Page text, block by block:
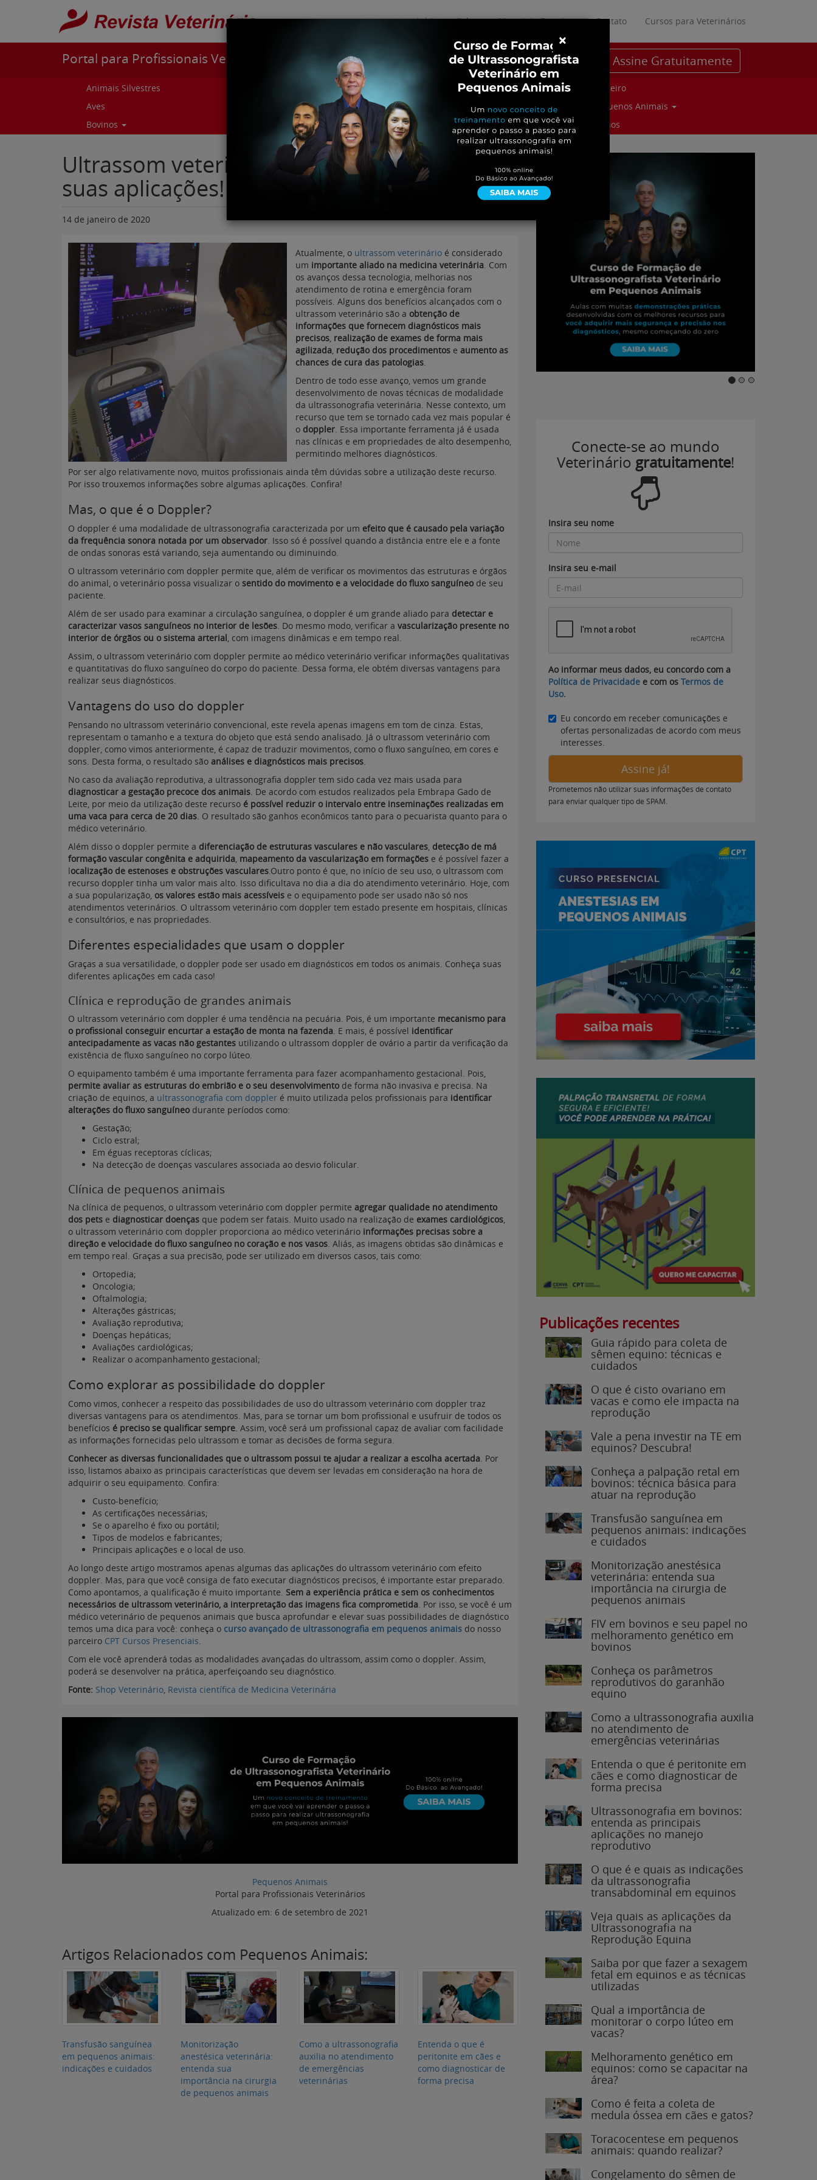
Pular para o conteúdo
Início Sobre Materiais Gratuitos Contato Cursos para Veterinários
Portal para Profissionais Veterinários Assine Gratuitamente
Animais Silvestres
Aves
Bovinos
Curiosidades
Cursos e Eventos
Entrevistas
Genética e Tecnologia
Parceiro
Pequenos Animais
Suinos
Ultrassom veterinário com doppler: conheça
suas aplicações!
14 de janeiro de 2020
Atualmente, o ultrassom veterinário é considerado
um importante aliado na medicina veterinária. Com
os avanços dessa tecnologia, melhorias nos
atendimento de rotina e emergência foram
possíveis. Alguns dos benefícios alcançados com o
ultrassom veterinário são a obtenção de
informações que fornecem diagnósticos mais
precisos, realização de exames de forma mais
agilizada, redução dos procedimentos e aumento as
chances de cura das patologias.
Dentro de todo esse avanço, vemos um grande
desenvolvimento de novas técnicas de modalidade
da ultrassonografia veterinária. Nesse contexto, um
recurso que tem se tornado cada vez mais popular é
o doppler. Essa importante ferramenta já é usada
nas clínicas e em propriedades de alto desempenho,
permitindo melhores diagnósticos.
Por ser algo relativamente novo, muitos profissionais ainda têm dúvidas sobre a utilização deste recurso.
Por isso trouxemos informações sobre algumas aplicações. Confira!
Mas, o que é o Doppler?
O doppler é uma modalidade de ultrassonografia caracterizada por um efeito que é causado pela variação
da frequência sonora notada por um observador. Isso só é possível quando a distância entre ele e a fonte
de ondas sonoras está variando, seja aumentando ou diminuindo.
O ultrassom veterinário com doppler permite que, além de verificar os movimentos das estruturas e órgãos
do animal, o veterinário possa visualizar o sentido do movimento e a velocidade do fluxo sanguíneo de seu
paciente.
Além de ser usado para examinar a circulação sanguínea, o doppler é um grande aliado para detectar e
caracterizar vasos sanguíneos no interior de lesões. Do mesmo modo, verificar a vascularização presente no
interior de órgãos ou o sistema arterial, com imagens dinâmicas e em tempo real.
Assim, o ultrassom veterinário com doppler permite ao médico veterinário verificar informações qualitativas
e quantitativas do fluxo sanguíneo do corpo do paciente. Dessa forma, ele obtém diversas vantagens para
realizar seus diagnósticos.
Vantagens do uso do doppler
Pensando no ultrassom veterinário convencional, este revela apenas imagens em tom de cinza. Estas,
representam o tamanho e a textura do objeto que está sendo analisado. Já o ultrassom veterinário com
doppler, como vimos anteriormente, é capaz de traduzir movimentos, como o fluxo sanguíneo, em cores e
sons. Desta forma, o resultado são análises e diagnósticos mais precisos.
No caso da avaliação reprodutiva, a ultrassonografia doppler tem sido cada vez mais usada para
diagnosticar a gestação precoce dos animais. De acordo com estudos realizados pela Embrapa Gado de
Leite, por meio da utilização deste recurso é possível reduzir o intervalo entre inseminações realizadas em
uma vaca para cerca de 20 dias. O resultado são ganhos econômicos tanto para o pecuarista quanto para o
médico veterinário.
Além disso o doppler permite a diferenciação de estruturas vasculares e não vasculares, detecção de má
formação vascular congênita e adquirida, mapeamento da vascularização em formações e é possível fazer a
localização de estenoses e obstruções vasculares.Outro ponto é que, no início de seu uso, o ultrassom com
recurso doppler tinha um valor mais alto. Isso dificultava no dia a dia do atendimento veterinário. Hoje, com
a sua popularização, os valores estão mais acessíveis e o equipamento pode ser usado não só nos
atendimentos veterinários. O ultrassom veterinário com doppler tem estado presente em hospitais, clínicas
e consultórios, e nas propriedades.
Diferentes especialidades que usam o doppler
Graças a sua versatilidade, o doppler pode ser usado em diagnósticos em todos os animais. Conheça suas
diferentes aplicações em cada caso!
Clínica e reprodução de grandes animais
O ultrassom veterinário com doppler é uma tendência na pecuária. Pois, é um importante mecanismo para
o profissional conseguir encurtar a estação de monta na fazenda. E mais, é possível identificar
antecipadamente as vacas não gestantes utilizando o ultrassom doppler de ovário a partir da verificação da
existência de fluxo sanguíneo no corpo lúteo.
O equipamento também é uma importante ferramenta para fazer acompanhamento gestacional. Pois,
permite avaliar as estruturas do embrião e o seu desenvolvimento de forma não invasiva e precisa. Na
criação de equinos, a ultrassonografia com doppler é muito utilizada pelos profissionais para identificar
alterações do fluxo sanguíneo durante períodos como:
Gestação;
Ciclo estral;
Em éguas receptoras cíclicas;
Na detecção de doenças vasculares associada ao desvio folicular.
Clínica de pequenos animais
Na clínica de pequenos, o ultrassom veterinário com doppler permite agregar qualidade no atendimento
dos pets e diagnosticar doenças que podem ser fatais. Muito usado na realização de exames cardiológicos,
o ultrassom veterinário com doppler proporciona ao médico veterinário informações precisas sobre a
direção e velocidade do fluxo sanguíneo no coração e nos vasos. Aliás, as imagens obtidas são dinâmicas e
em tempo real. Graças a sua precisão, pode ser utilizado em diversos casos, tais como:
Ortopedia;
Oncologia;
Oftalmologia;
Alterações gástricas;
Avaliação reprodutiva;
Doenças hepáticas;
Avaliações cardiológicas;
Realizar o acompanhamento gestacional;
Como explorar as possibilidade do doppler
Como vimos, conhecer a respeito das possibilidades de uso do ultrassom veterinário com doppler traz
diversas vantagens para os atendimentos. Mas, para se tornar um bom profissional e usufruir de todos os
benefícios é preciso se qualificar sempre. Assim, você será um profissional capaz de avaliar com facilidade
as informações fornecidas pelo ultrassom e tomar as decisões de forma segura.
Conhecer as diversas funcionalidades que o ultrassom possui te ajudar a realizar a escolha acertada. Por
isso, listamos abaixo as principais características que devem ser levadas em consideração na hora de
adquirir o seu equipamento. Confira:
Custo-benefício;
As certificações necessárias;
Se o aparelho é fixo ou portátil;
Tipos de modelos e fabricantes;
Principais aplicações e o local de uso.
Ao longo deste artigo mostramos apenas algumas das aplicações do ultrassom veterinário com efeito
doppler. Mas, para que você consiga de fato executar diagnósticos precisos, é importante estar preparado.
Como apontamos, a qualificação é muito importante. Sem a experiência prática e sem os conhecimentos
necessários de ultrassom veterinário, a interpretação das imagens fica comprometida. Por isso, se você é um
médico veterinário de pequenos animais que busca aprofundar e elevar suas possibilidades de diagnóstico
temos uma dica para você: conheça o curso avançado de ultrassonografia em pequenos animais do nosso
parceiro CPT Cursos Presenciais.
Com ele você aprenderá todas as modalidades avançadas do ultrassom, assim como o doppler. Assim,
poderá se desenvolver na prática, aperfeiçoando seu diagnóstico.
Fonte: Shop Veterinário, Revista científica de Medicina Veterinária
Atualizado em:6 de setembro de 2021
Artigos Relacionados com Pequenos Animais:
Monitorização
anestésica veterinária:
de pequenos animais
Como a ultrassonografia
auxilia no atendimento
Conecte-se ao mundo
Veterinário gratuitamente!
Insira seu nome
Insira seu e-mail
Ao informar meus dados, eu concordo com a
Política de Privacidade e com os Termos de
Uso.
Eu concordo em receber comunicações e
ofertas personalizadas de acordo com meus
interesses.
Assine já!
Prometemos não utilizar suas informações de contato
para enviar qualquer tipo de SPAM.
Publicações recentes
Guia rápido para coleta de
sêmen equino: técnicas e
cuidados
O que é cisto ovariano em
vacas e como ele impacta na
reprodução
Vale a pena investir na TE em
equinos? Descubra!
Conheça a palpação retal em
bovinos: técnica básica para
atuar na reprodução
Transfusão sanguínea em
pequenos animais: indicações
e cuidados
Monitorização anestésica
veterinária: entenda sua
importância na cirurgia de
pequenos animais
FIV em bovinos e seu papel no
melhoramento genético em
bovinos
Conheça os parâmetros
reprodutivos do garanhão
equino
Como a ultrassonografia auxilia
no atendimento de
emergências veterinárias
Entenda o que é peritonite em
cães e como diagnosticar de
forma precisa
Ultrassonografia em bovinos:
entenda as principais
aplicações no manejo
reprodutivo
O que é e quais as indicações
da ultrassonografia
transabdominal em equinos
Veja quais as aplicações da
Ultrassonografia na
Reprodução Equina
Saiba por que fazer a sexagem
fetal em equinos e as técnicas
utilizadas
Qual a importância de
monitorar o corpo lúteo em
vacas?
Melhoramento genético em
equinos: como se capacitar na
área?
Como é feita a coleta de
medula óssea em cães e gatos?
Toracocentese em pequenos
animais: quando realizar?
Congelamento do sêmen de
×